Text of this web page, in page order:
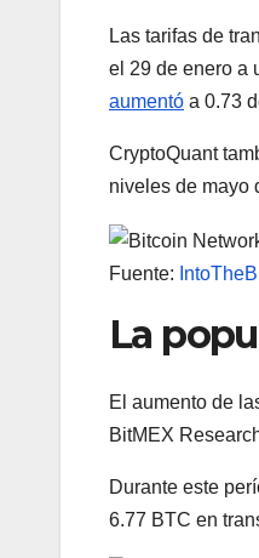
Las tarifas de
el 29 de enero a
aumentó a 0.73
CryptoQuant
niveles de mayo
Fuente:
La
El aumento de
BitMEX
Durante este
6.77 BTC en